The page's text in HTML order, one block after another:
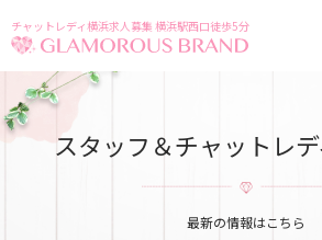
チャットレディ横浜求人募集 横浜駅西口徒歩5分
スタッフ＆チャットレ
最新の情報はこちら